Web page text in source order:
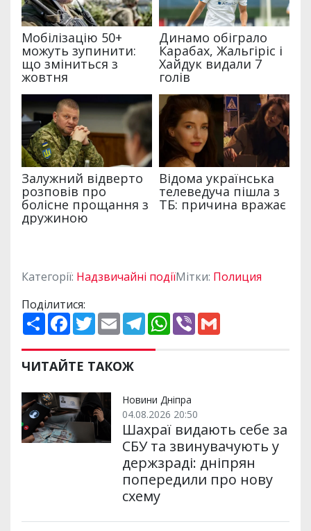
Категорії: Надзвичайні подіїМітки: Полиция
Поділитися:
П
о
и
р
и
и
F
a
e
b
o
k
T
w
t
t
e
E
m
i
l
T
e
e
m
W
h
p
V
ЧИТАЙТЕ ТАКОЖ
Новини Дніпра
04.08.2026 20:50
Шахраї видають себе за
СБУ та звинувачують у
держзраді: дніпрян
попередили про нову
схему